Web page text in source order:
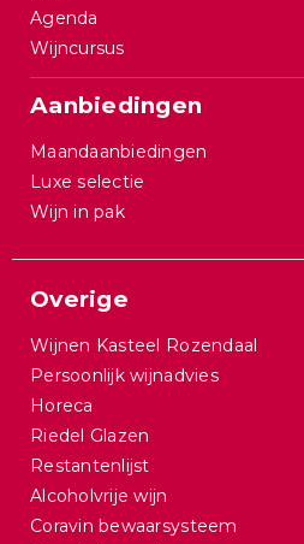
Agenda
Wijncursus
Aanbiedingen
Maandaanbiedingen
Luxe selectie
Wijn in pak
Overige
Wijnen Kasteel Rozendaal
Persoonlijk wijnadvies
Horeca
Riedel Glazen
Restantenlijst
Alcoholvrije wijn
Coravin bewaarsysteem